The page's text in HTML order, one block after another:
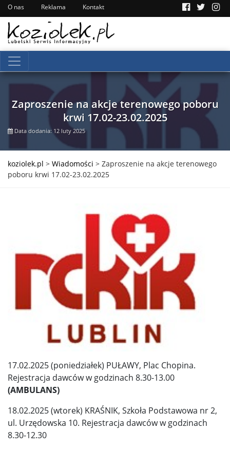
O nas Reklama Kontakt
Zaproszenie na akcje terenowego poboru
krwi 17.02-23.02.2025
Data dodania: 12 luty 2025
koziolek.pl > Wiadomości > Zaproszenie na akcje terenowego
poboru krwi 17.02-23.02.2025
17.02.2025 (poniedziałek) PUŁAWY, Plac Chopina.
Rejestracja dawców w godzinach 8.30-13.00
(AMBULANS)
18.02.2025 (wtorek) KRAŚNIK, Szkoła Podstawowa nr 2,
ul. Urzędowska 10. Rejestracja dawców w godzinach
8.30-12.30